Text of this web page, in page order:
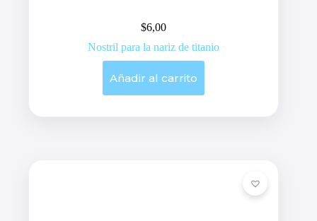
$6,00
Nostril para la nariz de titanio
Añadir al carrito